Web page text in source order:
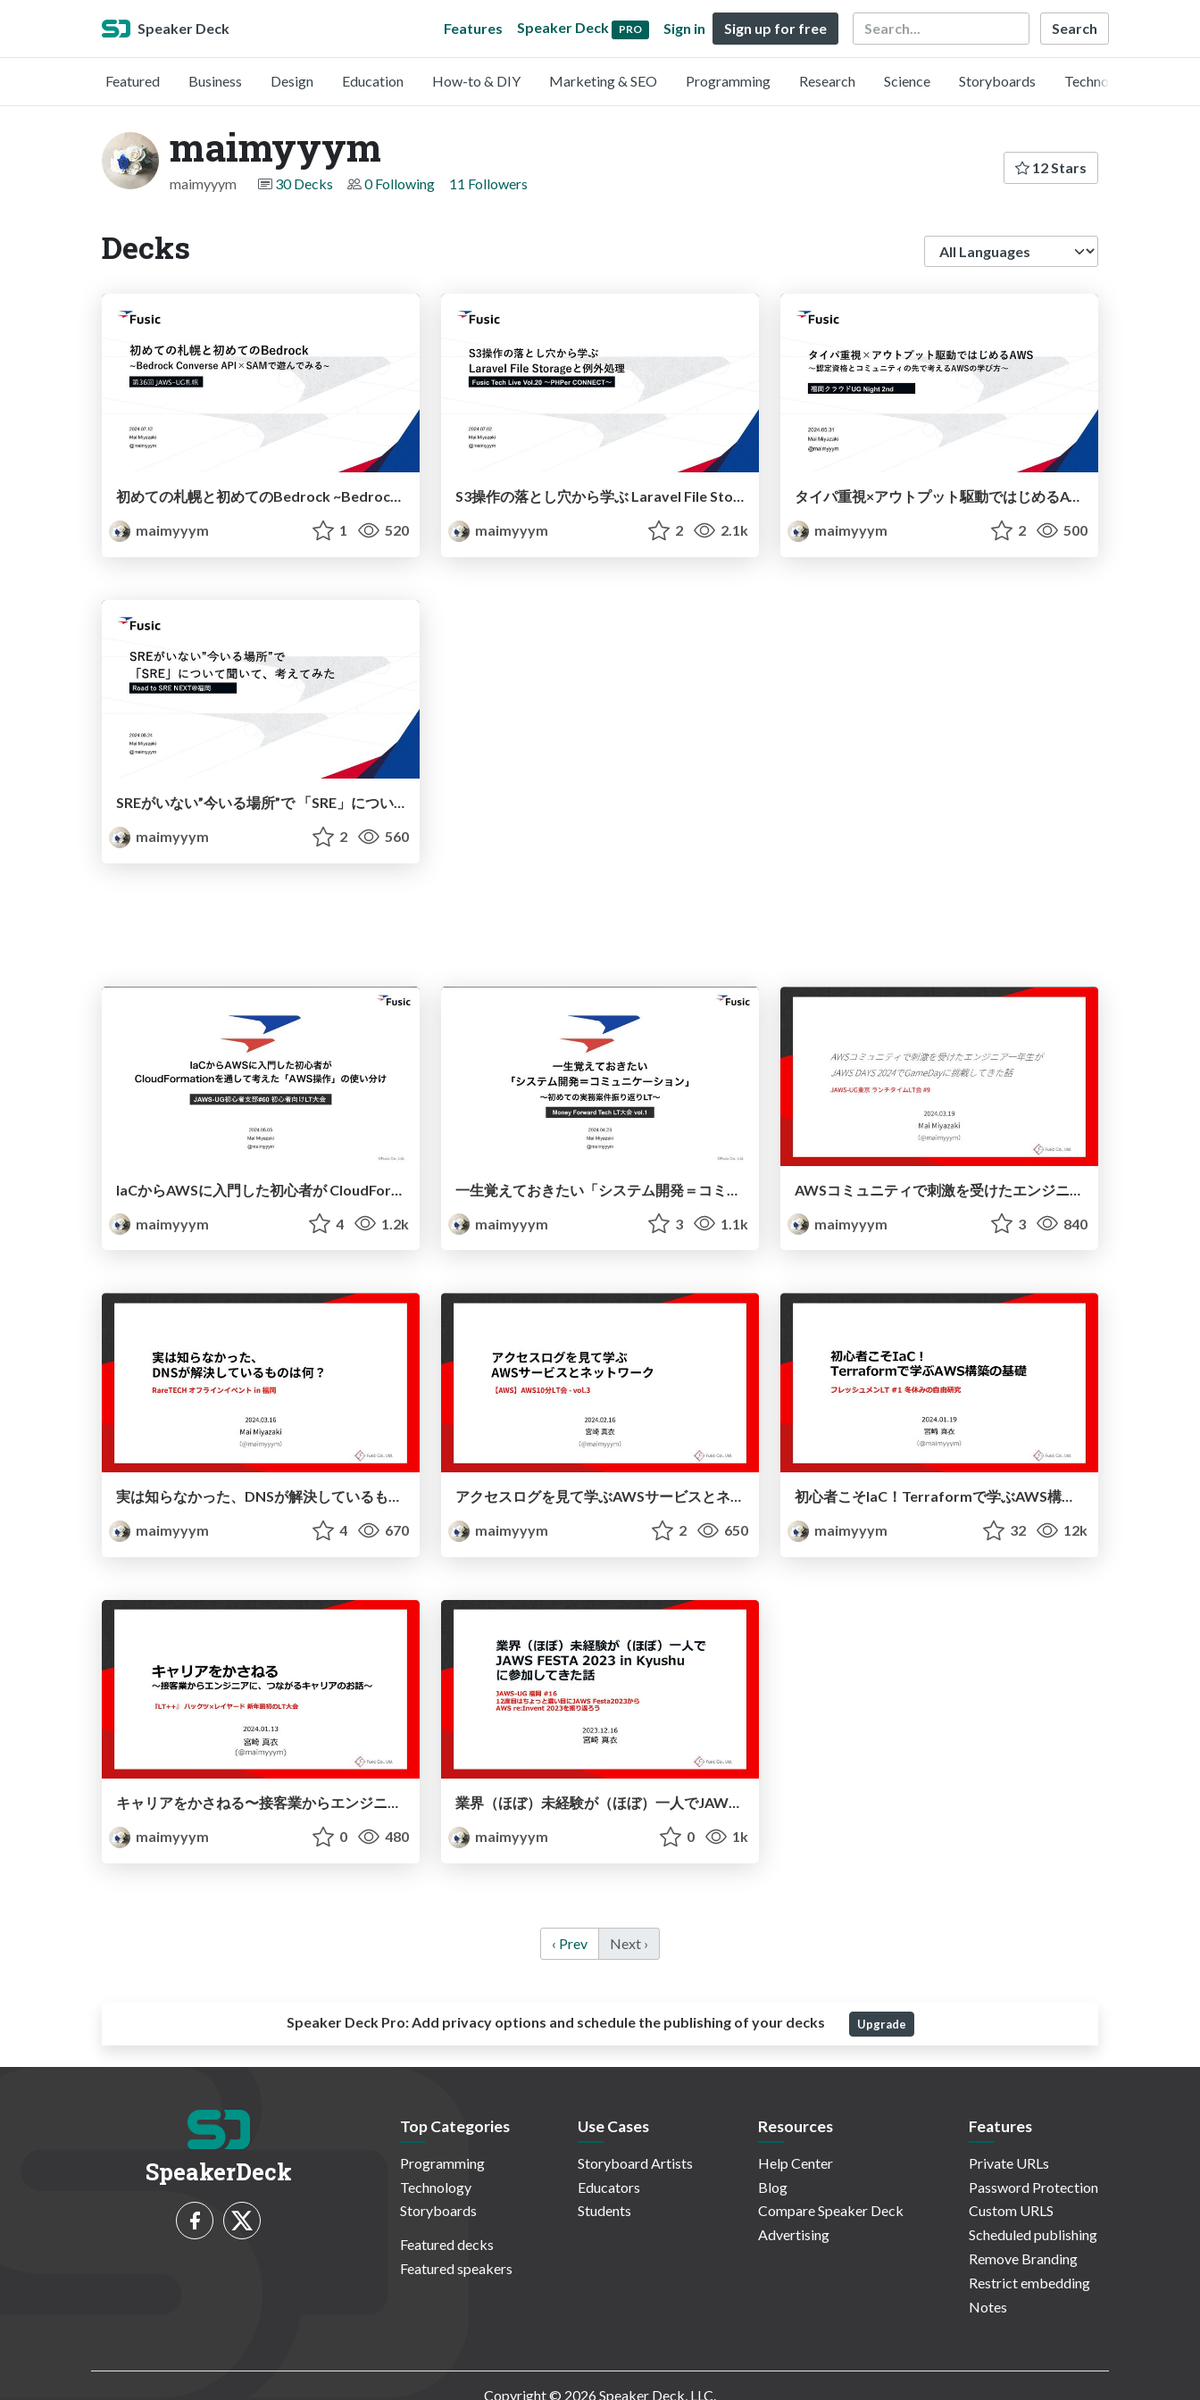
Speaker Deck Features Speaker Deck PRO Sign in Sign up for free Search
Featured Business Design Education How-to & DIY Marketing & SEO Programming Research Science Storyboards Technology
maimyyym
maimyyym 30 Decks 0 Following 11 Followers
12 Stars
Decks
初めての札幌と初めてのBedrock ~Bedrock Converse API×SAMで遊んでみる~
maimyyym
1 520
S3操作の落とし穴から学ぶ Laravel File Storageと例外処理
maimyyym
2 2.1k
タイパ重視×アウトプット駆動ではじめるAWS 〜認定資格とコミュニティの先で考えるAWSの学び方〜
maimyyym
2 500
SREがいない”今いる場所”で 「SRE」について聞いて、考えてみた
maimyyym
2 560
maimyyym
4 1.2k
maimyyym
3 1.1k
maimyyym
3 840
maimyyym
4 670
maimyyym
2 650
maimyyym
32 12k
キャリアをかさねる〜接客業からエンジニアに、つながるキャリアのお話〜
maimyyym
0 480
業界（ほぼ）未経験が（ほぼ）一人でJAWS FESTA 2023 in Kyushuに参加してきた話
maimyyym
0 1k
‹ Prev Next ›
Speaker Deck Pro:Add privacy options and schedule the publishing of your decks Upgrade
SpeakerDeck
Top Categories
Programming
Technology
Storyboards
Featured decks
Featured speakers
Use Cases
Storyboard Artists
Educators
Students
Resources
Help Center
Blog
Compare Speaker Deck
Advertising
Features
Private URLs
Password Protection
Custom URLS
Scheduled publishing
Remove Branding
Restrict embedding
Notes
Copyright © 2026 Speaker Deck, LLC.